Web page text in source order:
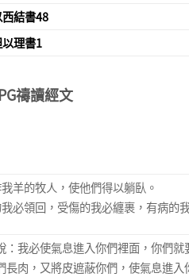
結書48
理書1
禱讀經文
羊的牧人，使他們得以躺臥。
必領回，受傷的我必纏裹，有病的
我必使氣息進入你們裡面，你們就
長肉，又將皮遮蔽你們，使氣息進